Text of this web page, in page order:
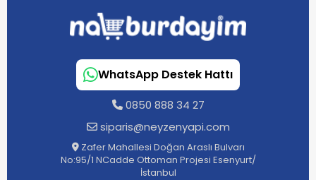
WhatsApp Destek Hattı
0850 888 34 27
siparis@neyzenyapi.com
Zafer Mahallesi Doğan Araslı Bulvarı
No:95/1 NCadde Ottoman Projesi Esenyurt/
İstanbul